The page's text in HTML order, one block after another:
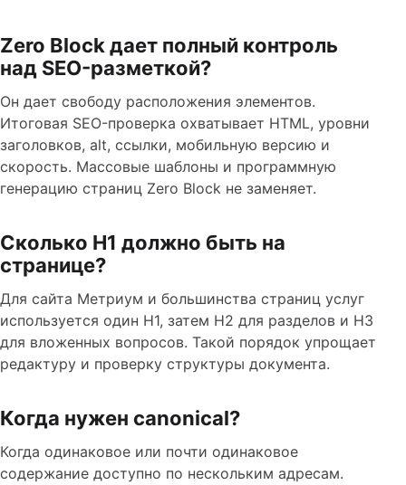
Zero Block дает полный контроль
над SEO-разметкой?
Он дает свободу расположения элементов.
Итоговая SEO-проверка охватывает HTML, уровни
заголовков, alt, ссылки, мобильную версию и
скорость. Массовые шаблоны и программную
генерацию страниц Zero Block не заменяет.
Сколько H1 должно быть на
странице?
Для сайта Метриум и большинства страниц услуг
используется один H1, затем H2 для разделов и H3
для вложенных вопросов. Такой порядок упрощает
редактуру и проверку структуры документа.
Когда нужен canonical?
Когда одинаковое или почти одинаковое
содержание доступно по нескольким адресам.